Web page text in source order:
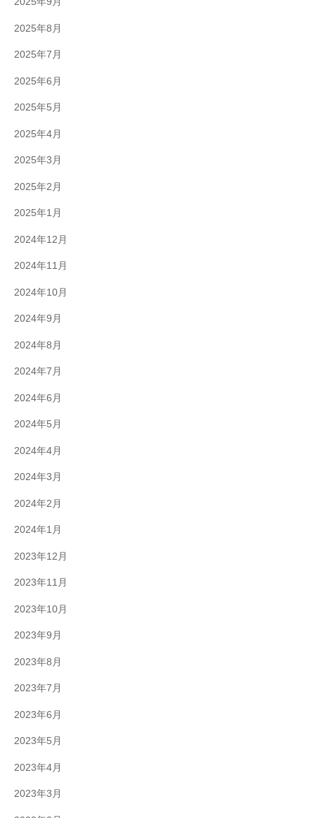
2025年8月
2025年7月
2025年6月
2025年5月
2025年4月
2025年3月
2025年2月
2025年1月
2024年12月
2024年11月
2024年10月
2024年9月
2024年8月
2024年7月
2024年6月
2024年5月
2024年4月
2024年3月
2024年2月
2024年1月
2023年12月
2023年11月
2023年10月
2023年9月
2023年8月
2023年7月
2023年6月
2023年5月
2023年4月
2023年3月